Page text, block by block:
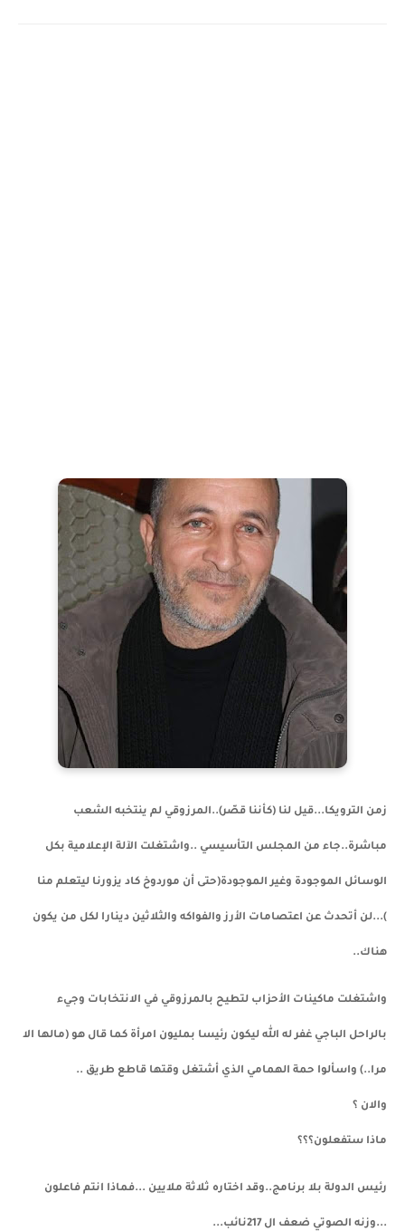
زمن الترويكا...قيل لنا (كأننا قصّر)..المرزوقي لم ينتخبه الشعب
مباشرة..جاء من المجلس التأسيسي ..واشتغلت الآلة الإعلامية بكل
الوسائل الموجودة وغير الموجودة(حتى أن موردوخ كاد يزورنا ليتعلم منا
)...لن أتحدث عن اعتصامات الأرز والفواكه والثلاثين دينارا لكل من يكون
هناك..
واشتغلت ماكينات الأحزاب لتطيح بالمرزوقي في الانتخابات وجيء
بالراحل الباجي غفر له الله ليكون رئيسا بمليون امرأة كما قال هو (مالها الا
مرا..) واسألوا حمة الهمامي الذي أشتغل وقتها قاطع طريق ..
والان ؟
ماذا ستفعلون؟؟؟
رئيس الدولة بلا برنامج..وقد اختاره ثلاثة ملايين ...فماذا انتم فاعلون
...وزنه الصوتي ضعف ال 217نائب...